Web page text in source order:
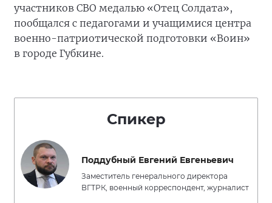
участников СВО медалью «Отец Солдата»,
пообщался с педагогами и учащимися центра
военно-патриотической подготовки «Воин»
в городе Губкине.
Спикер
Поддубный Евгений Евгеньевич
Заместитель генерального директора
ВГТРК, военный корреспондент, журналист